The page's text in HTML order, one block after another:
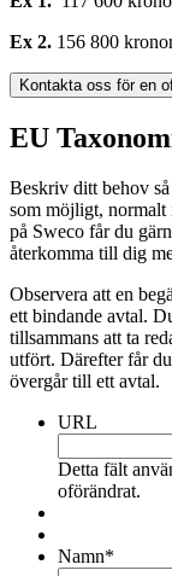
Ex 2. 156 800
Kontakta oss för en
EU
Beskriv ditt behov
som möjligt, normalt
på Sweco får du
återkomma till dig
Observera att en
ett bindande avtal.
tillsammans att ta
utfört. Därefter får
övergår till ett avtal.
URL
Detta fält
oförändrat.
Namn*